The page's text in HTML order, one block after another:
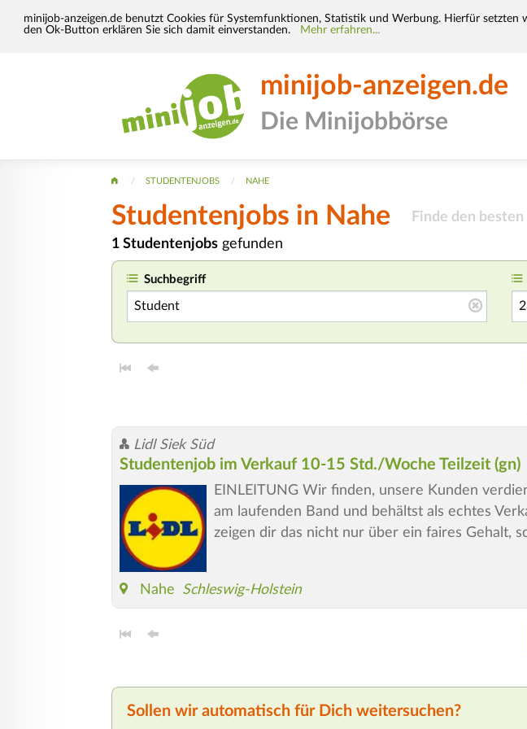
minijob-anzeigen.de benutzt Cookies für Systemfunktionen, Statistik und Werbung. Hierfür
den Ok-Button erklären Sie sich damit einverstanden.
Mehr erfahren...
minijob-anzeigen.de
Die Minijobbörse
STUDENTENJOBS NAHE
Studentenjobs in Nahe Finde den
1 Studentenjobs gefunden
Suchbegriff
Lidl Siek Süd
Studentenjob im Verkauf 10-15 Std./Woche Teilzeit (gn)
EINLEITUNG Wir finden, unsere Kunden
am laufenden Band und behältst als echtes
zeigen dir das nicht nur über ein faires Gehalt,
Nahe Schleswig-Holstein
Sollen wir automatisch für Dich weitersuchen?